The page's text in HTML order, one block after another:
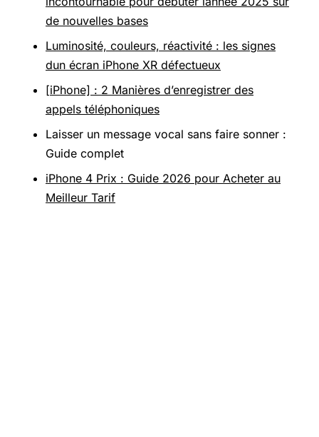
de nouvelles bases
Luminosité, couleurs, réactivité : les signes
dun écran iPhone XR défectueux
[iPhone] : 2 Manières d’enregistrer des
appels téléphoniques
Laisser un message vocal sans faire sonner :
Guide complet
iPhone 4 Prix : Guide 2026 pour Acheter au
Meilleur Tarif